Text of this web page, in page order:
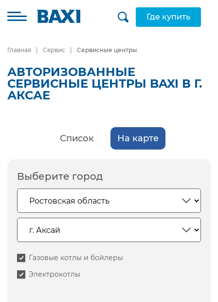
Где купить
Главная Сервис Сервисные центры
АВТОРИЗОВАННЫЕ
СЕРВИСНЫЕ ЦЕНТРЫ BAXI В Г.
АКСАЕ
Список На карте
Выберите город
Газовые котлы и бойлеры
Электрокотлы